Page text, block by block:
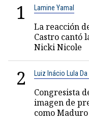
1 Lamine Yamal
La reacción
Castro cantó
Nicki Nicole
2 Luiz Inácio Lula Da
Congresista
imagen de
como